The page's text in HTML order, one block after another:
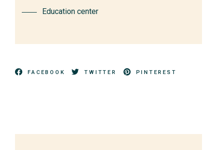
Education center
FACEBOOK TWITTER PINTEREST